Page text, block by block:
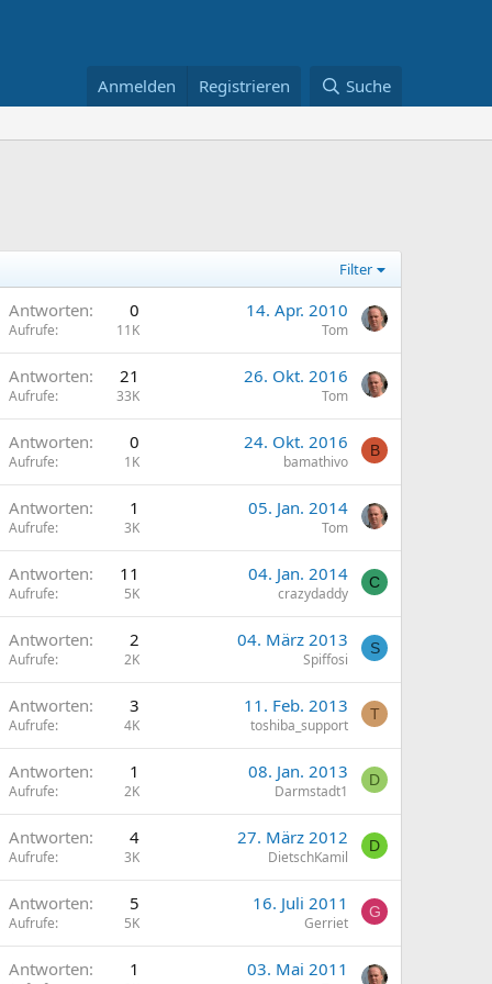
Anmelden Registrieren Suche
Filter
Antworten 0
Aufrufe 11K
14. Apr. 2010
Tom
Antworten 21
Aufrufe 33K
26. Okt. 2016
Tom
Antworten 0
Aufrufe 1K
24. Okt. 2016
bamathivo
B
Antworten 1
Aufrufe 3K
05. Jan. 2014
Tom
Antworten 11
Aufrufe 5K
04. Jan. 2014
crazydaddy
C
Antworten 2
Aufrufe 2K
04. März 2013
Spiffosi
S
Antworten 3
Aufrufe 4K
11. Feb. 2013
toshiba_support
T
Antworten 1
Aufrufe 2K
08. Jan. 2013
Darmstadt1
D
Antworten 4
Aufrufe 3K
27. März 2012
DietschKamil
D
Antworten 5
Aufrufe 5K
16. Juli 2011
Gerriet
G
Antworten 1 03. Mai 2011